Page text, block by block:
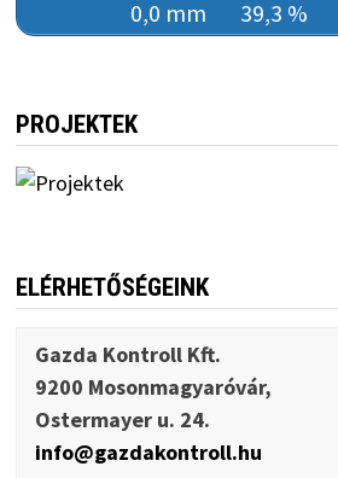
0,0 mm 39,3 %
PROJEKTEK
ELÉRHETŐSÉGEINK
Gazda Kontroll Kft.
9200 Mosonmagyaróvár,
Ostermayer u. 24.
info@gazdakontroll.hu